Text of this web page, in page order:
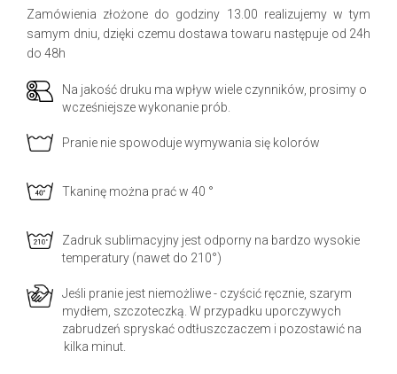
Zamówienia złożone do godziny 13.00 realizujemy w tym
samym dniu, dzięki czemu dostawa towaru następuje od 24h
do 48h
Na jakość druku ma wpływ wiele czynników, prosimy o
wcześniejsze wykonanie prób.
Pranie nie spowoduje wymywania się kolorów
Tkaninę można prać w 40 °
Zadruk sublimacyjny jest odporny na bardzo wysokie
temperatury (nawet do 210°)
Jeśli pranie jest niemożliwe - czyścić ręcznie, szarym
mydłem, szczoteczką. W przypadku uporczywych
zabrudzeń spryskać odtłuszczaczem i pozostawić na
kilka minut.